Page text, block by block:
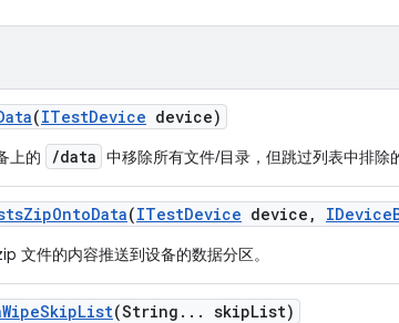
(ITestDevice device)
上的 /data 中移除所有文件/目录，但跳过列表中排除
ZipOntoData(ITestDevice device , IDevice
文件的内容推送到设备的数据分区。
WipeSkipList(String . . . skipList)